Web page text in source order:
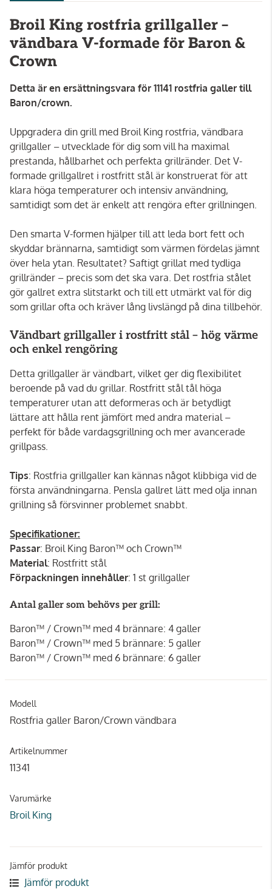
Broil King rostfria grillgaller –
vändbara V-formade för Baron &
Crown
Detta är en ersättningsvara för 11141 rostfria galler till
Baron/crown.
Uppgradera din grill med Broil King rostfria, vändbara
grillgaller – utvecklade för dig som vill ha maximal
prestanda, hållbarhet och perfekta grillränder. Det V-
formade grillgallret i rostfritt stål är konstruerat för att
klara höga temperaturer och intensiv användning,
samtidigt som det är enkelt att rengöra efter grillningen.
Den smarta V-formen hjälper till att leda bort fett och
skyddar brännarna, samtidigt som värmen fördelas jämnt
över hela ytan. Resultatet? Saftigt grillat med tydliga
grillränder – precis som det ska vara. Det rostfria stålet
gör gallret extra slitstarkt och till ett utmärkt val för dig
som grillar ofta och kräver lång livslängd på dina tillbehör.
Vändbart grillgaller i rostfritt stål – hög värme
och enkel rengöring
Detta grillgaller är vändbart, vilket ger dig flexibilitet
beroende på vad du grillar. Rostfritt stål tål höga
temperaturer utan att deformeras och är betydligt
lättare att hålla rent jämfört med andra material –
perfekt för både vardagsgrillning och mer avancerade
grillpass.
Tips: Rostfria grillgaller kan kännas något klibbiga vid de
första användningarna. Pensla gallret lätt med olja innan
grillning så försvinner problemet snabbt.
Specifikationer:
Passar: Broil King Baron™ och Crown™
Material: Rostfritt stål
Förpackningen innehåller: 1 st grillgaller
Antal galler som behövs per grill:
Baron™ / Crown™ med 4 brännare: 4 galler
Baron™ / Crown™ med 5 brännare: 5 galler
Baron™ / Crown™ med 6 brännare: 6 galler
Modell
Rostfria galler Baron/Crown vändbara
Artikelnummer
11341
Varumärke
Broil King
Jämför produkt
Jämför produkt